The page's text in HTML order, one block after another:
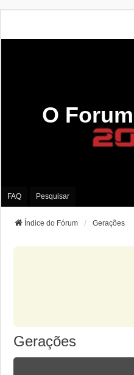
O
FAQ Pesquisar
Índice do Fórum Gerações
Gerações